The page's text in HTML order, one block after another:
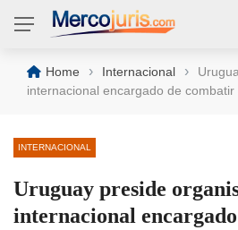
Home › Internacional ›
internacional encargado de
INTERNACIONAL
Uruguay preside
internacional